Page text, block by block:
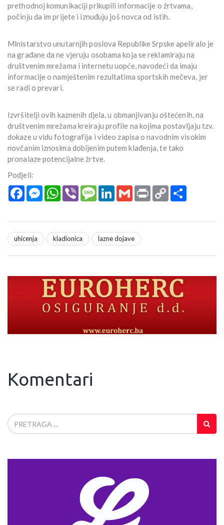
prethodnoj komunikaciji prikupili informacije o žrtvama,
počinju da im prijete i iznuđuju još novca od istih.
Ministarstvo unutarnjih poslova Republike Srpske apeliralo je
na građane da ne vjeruju osobama koja se reklamiraju na
društvenim mrežama i internetu uopće, navodeći da imaju
informacije o namještenim rezultatima sportskih mečeva, jer
se radi o prevari.
Izvršitelji ovih kaznenih djela, u obmanjivanju oštećenih, na
društvenim mrežama kreiraju profile na kojima postavljaju tzv.
dokaze u vidu fotografija i video zapisa o navodnim visokim
novčanim iznosima dobijenim putem klađenja, te tako
pronalaze potencijalne žrtve.
Podjeli:
FacebookMessengerWhatsApp
Viber MessageLinkedInGmail Print Copy
Link
uhicenja kladionica lazne dojave
Komentari